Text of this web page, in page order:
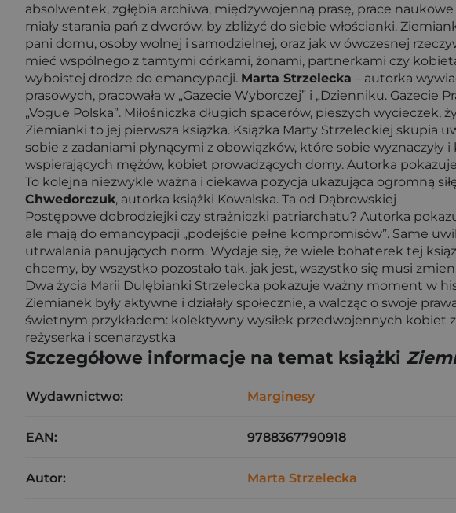
absolwentek, zgłębia archiwa, międzywojenną prasę, prace
miały starania pań z dworów, by zbliżyć do siebie włościanki.
pani domu, osoby wolnej i samodzielnej, oraz jak w ówczesnej
mieć wspólnego z tamtymi córkami, żonami, partnerkami czy
wyboistej drodze do emancypacji. Marta Strzelecka – autorka
prasowych, pracowała w „Gazecie Wyborczej” i „Dzienniku. Gazecie
„Vogue Polska”. Miłośniczka długich spacerów, pieszych wycieczek,
Ziemianki to jej pierwsza książka. Książka Marty Strzeleckiej skupia
sobie z zadaniami płynącymi z obowiązków, które sobie
wspierających mężów, kobiet prowadzących domy. Autorka
To kolejna niezwykle ważna i ciekawa pozycja ukazująca ogromną
Chwedorczuk, autorka książki Kowalska. Ta od Dąbrowskiej
Postępowe dobrodziejki czy strażniczki patriarchatu? Autorka
ale mają do emancypacji „podejście pełne kompromisów”. Same
utrwalania panujących norm. Wydaje się, że wiele bohaterek tej
chcemy, by wszystko pozostało tak, jak jest, wszystko się musi
Dwa życia Marii Dulębianki Strzelecka pokazuje ważny moment w
Ziemianek były aktywne i działały społecznie, a walcząc o swoje
świetnym przykładem: kolektywny wysiłek przedwojennych kobiet
reżyserka i scenarzystka
Szczegółowe informacje na temat książki
Wydawnictwo: Marginesy
EAN: 9788367790918
Autor: Marta Strzelecka